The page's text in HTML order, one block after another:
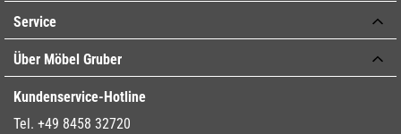
Service
Über Möbel Gruber
Kundenservice-Hotline
Tel. +49 8458 32720